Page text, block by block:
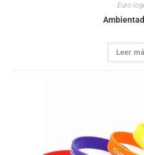
Euro
Leer